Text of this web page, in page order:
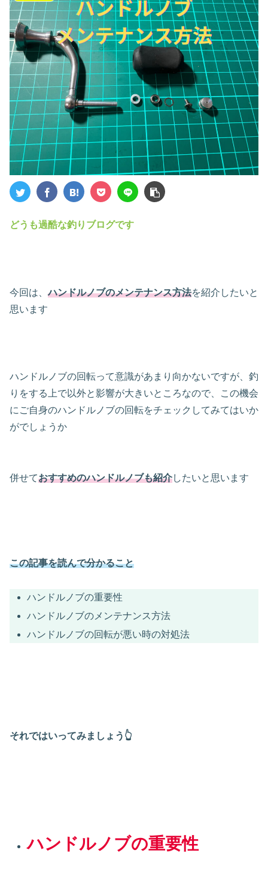
どうも過酷な釣りブログです
今回は、ハンドルノブのメンテナンス方法を紹介したいと
思います
ハンドルノブの回転って意識があまり向かないですが、釣
りをする上で以外と影響が大きいところなので、この機会
にご自身のハンドルノブの回転をチェックしてみてはいか
がでしょうか
併せておすすめのハンドルノブも紹介したいと思います
この記事を読んで分かること
ハンドルノブの重要性
ハンドルノブのメンテナンス方法
ハンドルノブの回転が悪い時の対処法
それではいってみましょう👆
ハンドルノブの重要性